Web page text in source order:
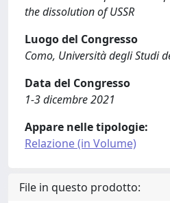
the dissolution of USSR
Luogo del Congresso
Como, Università degli Studi
Data del Congresso
1-3 dicembre 2021
Appare nelle tipologie:
Relazione (in Volume)
File in questo prodotto: